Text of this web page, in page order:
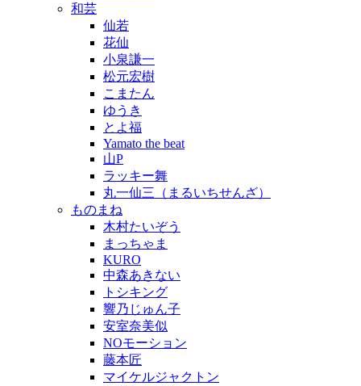
和芸
仙若
花仙
小泉謙一
松元宏樹
こまたん
ゆうき
とよ福
Yamato the beat
山P
ラッキー舞
丸一仙三（まるいちせんざ）
ものまね
木村たいぞう
まっちゃま
KURO
中森あきない
トシキング
響乃じゅん子
安室奈美似
NOモーション
藤本匠
マイケルジャクトン